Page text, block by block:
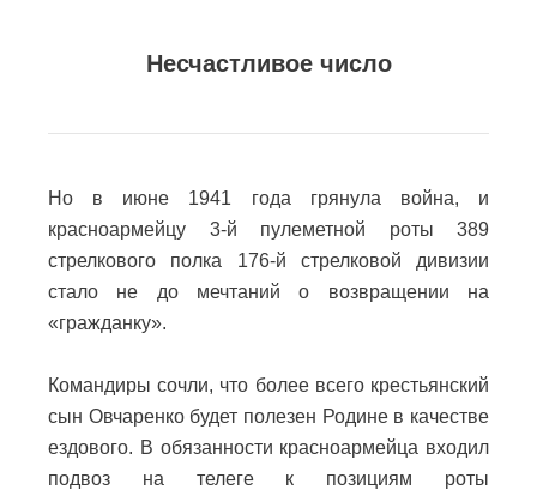
Несчастливое число
Но в июне 1941 года грянула война, и
красноармейцу 3-й пулеметной роты 389
стрелкового полка 176-й стрелковой дивизии
стало не до мечтаний о возвращении на
«гражданку».
Командиры сочли, что более всего крестьянский
сын Овчаренко будет полезен Родине в качестве
ездового. В обязанности красноармейца входил
подвоз на телеге к позициям роты